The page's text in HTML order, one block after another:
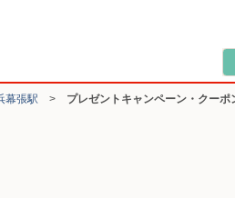
幕張駅 > プレゼントキャンペーン・クーポ